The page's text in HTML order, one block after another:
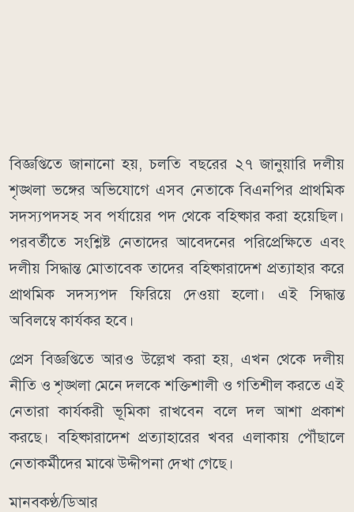
বিজ্ঞপ্তিতে জানানো হয়, চলতি বছরের ২৭ জানুয়ারি দলীয়
শৃঙ্খলা ভঙ্গের অভিযোগে এসব নেতাকে বিএনপির প্রাথমিক
সদস্যপদসহ সব পর্যায়ের পদ থেকে বহিষ্কার করা হয়েছিল।
পরবর্তীতে সংশ্লিষ্ট নেতাদের আবেদনের পরিপ্রেক্ষিতে এবং
দলীয় সিদ্ধান্ত মোতাবেক তাদের বহিষ্কারাদেশ প্রত্যাহার করে
প্রাথমিক সদস্যপদ ফিরিয়ে দেওয়া হলো। এই সিদ্ধান্ত
অবিলম্বে কার্যকর হবে।
প্রেস বিজ্ঞপ্তিতে আরও উল্লেখ করা হয়, এখন থেকে দলীয়
নীতি ও শৃঙ্খলা মেনে দলকে শক্তিশালী ও গতিশীল করতে এই
নেতারা কার্যকরী ভূমিকা রাখবেন বলে দল আশা প্রকাশ
করছে। বহিষ্কারাদেশ প্রত্যাহারের খবর এলাকায় পৌঁছালে
নেতাকর্মীদের মাঝে উদ্দীপনা দেখা গেছে।
মানবকণ্ঠ/ডিআর